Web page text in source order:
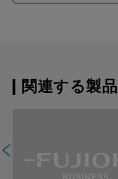
関連する製品